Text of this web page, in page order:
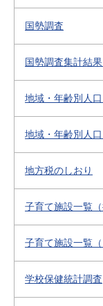
国勢調査
国勢調査集計結果
地域・年齢別人
地域・年齢別人
地方税のしおり
子育て施設一覧
子育て施設一覧
学校保健統計調査